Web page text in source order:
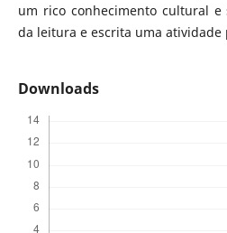
um rico conhecimento cultural
da leitura e escrita uma atividade
Downloads